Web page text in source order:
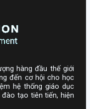
hàng đầu thế giới
đến cơ hội cho học
hệ thống giáo dục
tạo tiên tiến, hiện